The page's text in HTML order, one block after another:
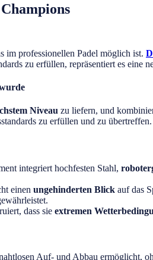
im professionellen Padel möglich ist.
zu erfüllen, repräsentiert es
Niveau zu liefern, und
zu erfüllen und zu
integriert hochfesten Stahl,
einen ungehinderten Blick auf das
dass sie extremen
Auf- und Abbau ermöglicht,